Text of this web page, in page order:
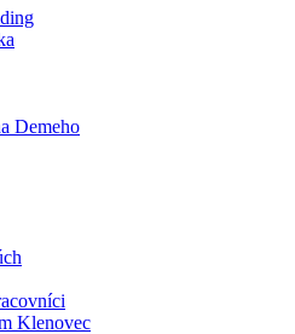
Demeho
Klenovec